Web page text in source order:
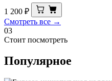
1 200 ₽
Смотреть все →
03
Стоит посмотреть
Популярное